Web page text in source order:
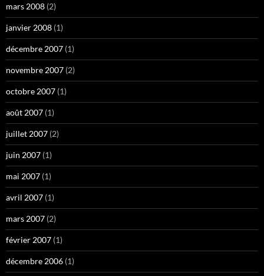
mars 2008 (2)
janvier 2008 (1)
décembre 2007 (1)
novembre 2007 (2)
octobre 2007 (1)
août 2007 (1)
juillet 2007 (2)
juin 2007 (1)
mai 2007 (1)
avril 2007 (1)
mars 2007 (2)
février 2007 (1)
décembre 2006 (1)